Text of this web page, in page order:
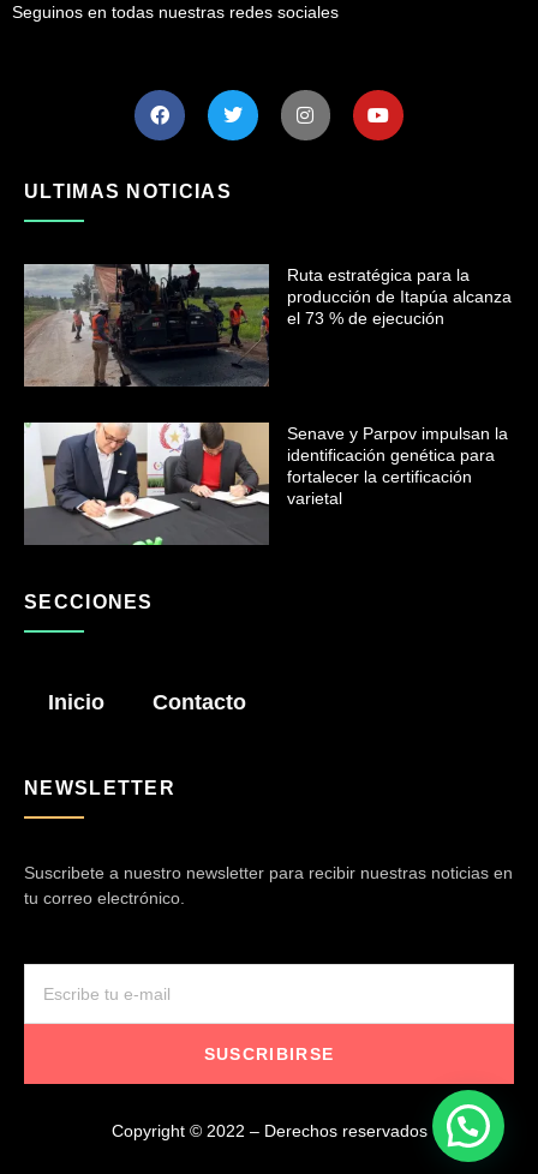
Seguinos en todas nuestras redes sociales
ULTIMAS NOTICIAS
Ruta estratégica para la
producción de Itapúa alcanza
el 73 % de ejecución
Senave y Parpov impulsan la
identificación genética para
fortalecer la certificación
varietal
SECCIONES
Inicio Contacto
NEWSLETTER
Suscribete a nuestro newsletter para recibir nuestras noticias en
tu correo electrónico.
SUSCRIBIRSE
Copyright © 2022 – Derechos reservados